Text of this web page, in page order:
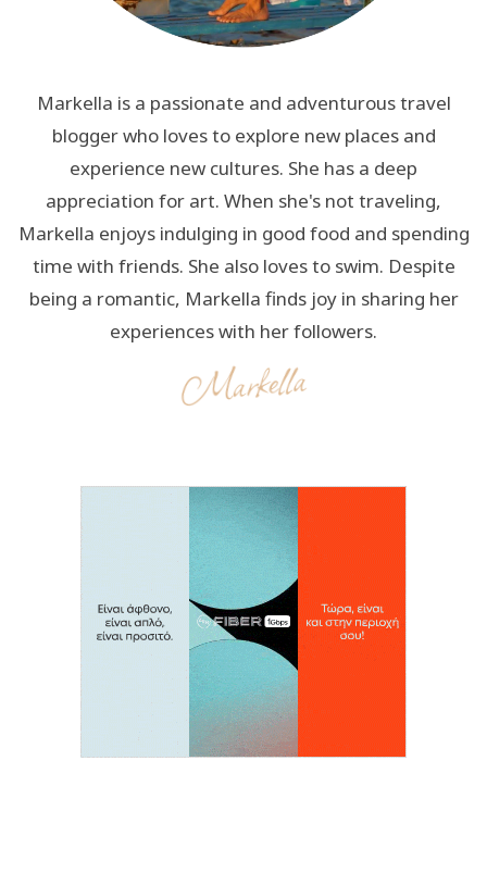
Markella is a passionate and adventurous travel
blogger who loves to explore new places and
experience new cultures. She has a deep
appreciation for art. When she's not traveling,
Markella enjoys indulging in good food and spending
time with friends. She also loves to swim. Despite
being a romantic, Markella finds joy in sharing her
experiences with her followers.